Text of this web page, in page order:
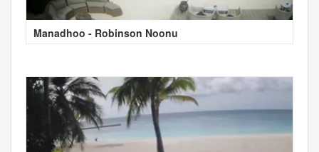
Manadhoo - Robinson Noonu